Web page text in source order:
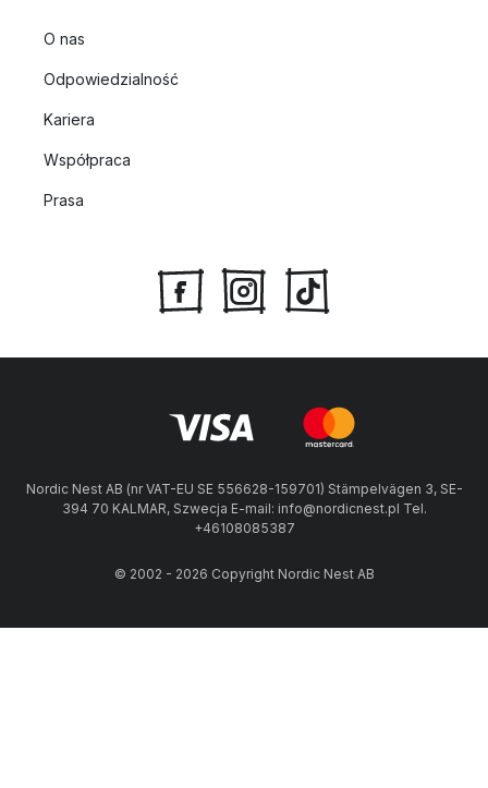
O nas
Odpowiedzialność
Kariera
Współpraca
Prasa
Nordic Nest AB (nr VAT-EU SE 556628-159701) Stämpelvägen 3, SE-
394 70 KALMAR, Szwecja E-mail: info@nordicnest.pl Tel.
+46108085387
© 2002 - 2026 Copyright Nordic Nest AB